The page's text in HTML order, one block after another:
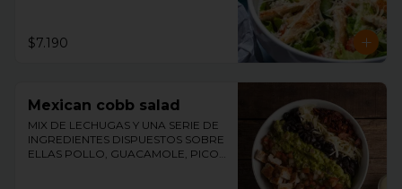
$7.190
Mexican cobb salad
MIX DE LECHUGAS Y UNA SERIE DE
INGREDIENTES DISPUESTOS SOBRE
ELLAS POLLO, GUACAMOLE, PICO